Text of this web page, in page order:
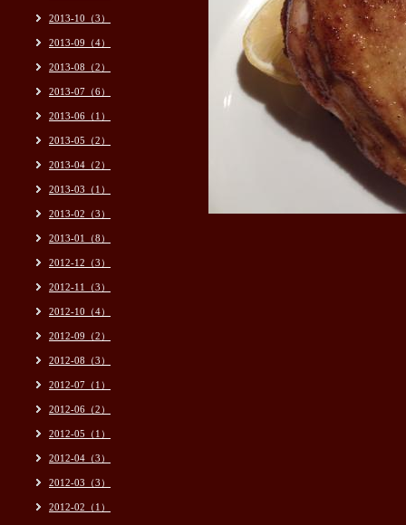
2013-10（3）
2013-09（4）
2013-08（2）
2013-07（6）
2013-06（1）
2013-05（2）
2013-04（2）
2013-03（1）
2013-02（3）
2013-01（8）
2012-12（3）
2012-11（3）
2012-10（4）
2012-09（2）
2012-08（3）
2012-07（1）
2012-06（2）
2012-05（1）
2012-04（3）
2012-03（3）
2012-02（1）